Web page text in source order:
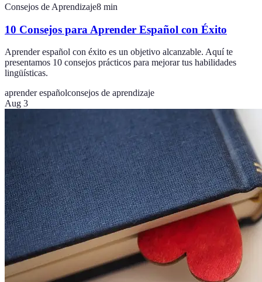
Consejos de Aprendizaje8 min
10 Consejos para Aprender Español con Éxito
Aprender español con éxito es un objetivo alcanzable. Aquí te
presentamos 10 consejos prácticos para mejorar tus habilidades
lingüísticas.
aprender españolconsejos de aprendizaje
Aug 3